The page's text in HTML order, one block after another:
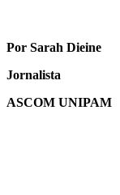
Por Sarah Dieine
Jornalista
ASCOM UNIPAM